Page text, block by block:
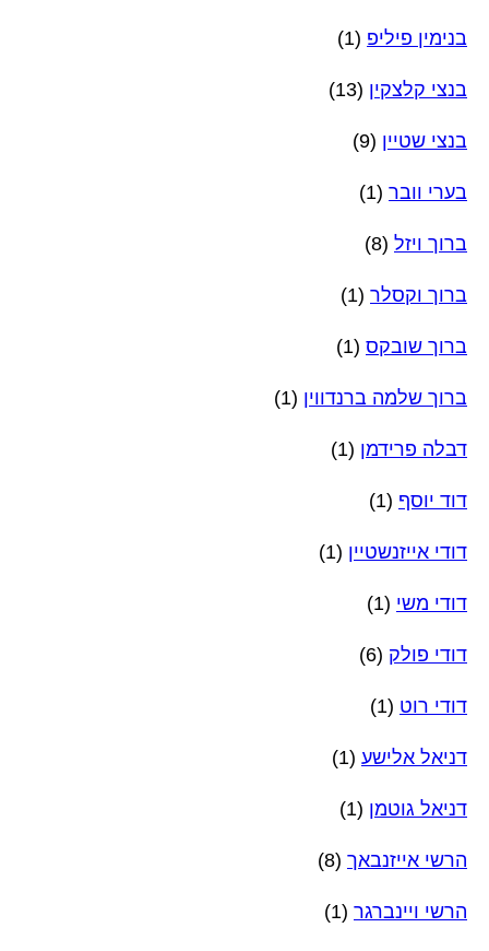
בנימין פיליפ (1)
בנצי קלצקין (13)
בנצי שטיין (9)
בערי וובר (1)
ברוך ויזל (8)
ברוך וקסלר (1)
ברוך שובקס (1)
ברוך שלמה ברנדווין (1)
דבלה פרידמן (1)
דוד יוסף (1)
דודי אייזנשטיין (1)
דודי משי (1)
דודי פולק (6)
דודי רוט (1)
דניאל אלישע (1)
דניאל גוטמן (1)
הרשי אייזנבאך (8)
הרשי ויינברגר (1)